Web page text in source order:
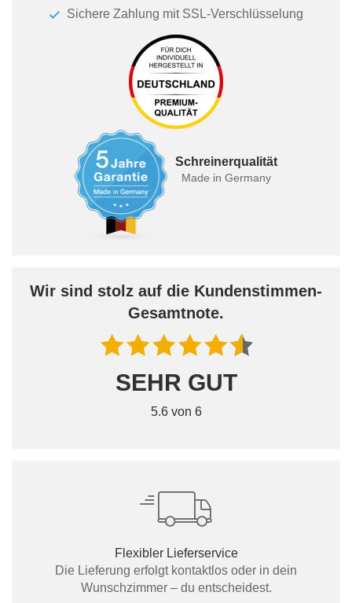
Sichere Zahlung mit SSL-Verschlüsselung
Schreinerqualität
Made in Germany
Wir sind stolz auf die Kundenstimmen-
Gesamtnote.
SEHR GUT
5.6 von 6
Flexibler Lieferservice
Die Lieferung erfolgt kontaktlos oder in dein
Wunschzimmer – du entscheidest.